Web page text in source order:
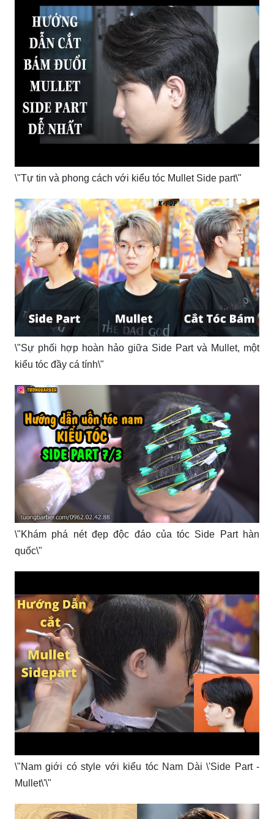
\"Tự tin và phong cách với kiểu tóc Mullet Side part\"
\"Sự phối hợp hoàn hảo giữa Side Part và Mullet, một
kiểu tóc đầy cá tính\"
\"Khám phá nét đẹp độc đáo của tóc Side Part hàn
quốc\"
\"Nam giới có style với kiểu tóc Nam Dài \'Side Part -
Mullet\'\"